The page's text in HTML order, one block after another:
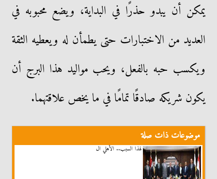
يمكن أن يبدو حذرًا في البداية، ويضع محبوبه في
العديد من الاختبارات حتى يطمأن له ويعطيه الثقة
ويكسب حبه بالفعل، ويحب مواليد هذا البرج أن
يكون شريكه صادقًا تمامًا في ما يخص علاقتهما.
موضوعات ذات صلة
لهذا السبب.. الأهلي ال